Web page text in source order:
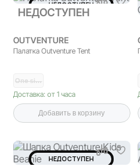
НЕДОСТУПЕН
НЕДОСТУПЕН
OUTVENTURE
Палатка Outventure Tent
One si…
Доставка: от 1 часа
Добавить в корзину
НЕДОСТУПЕН